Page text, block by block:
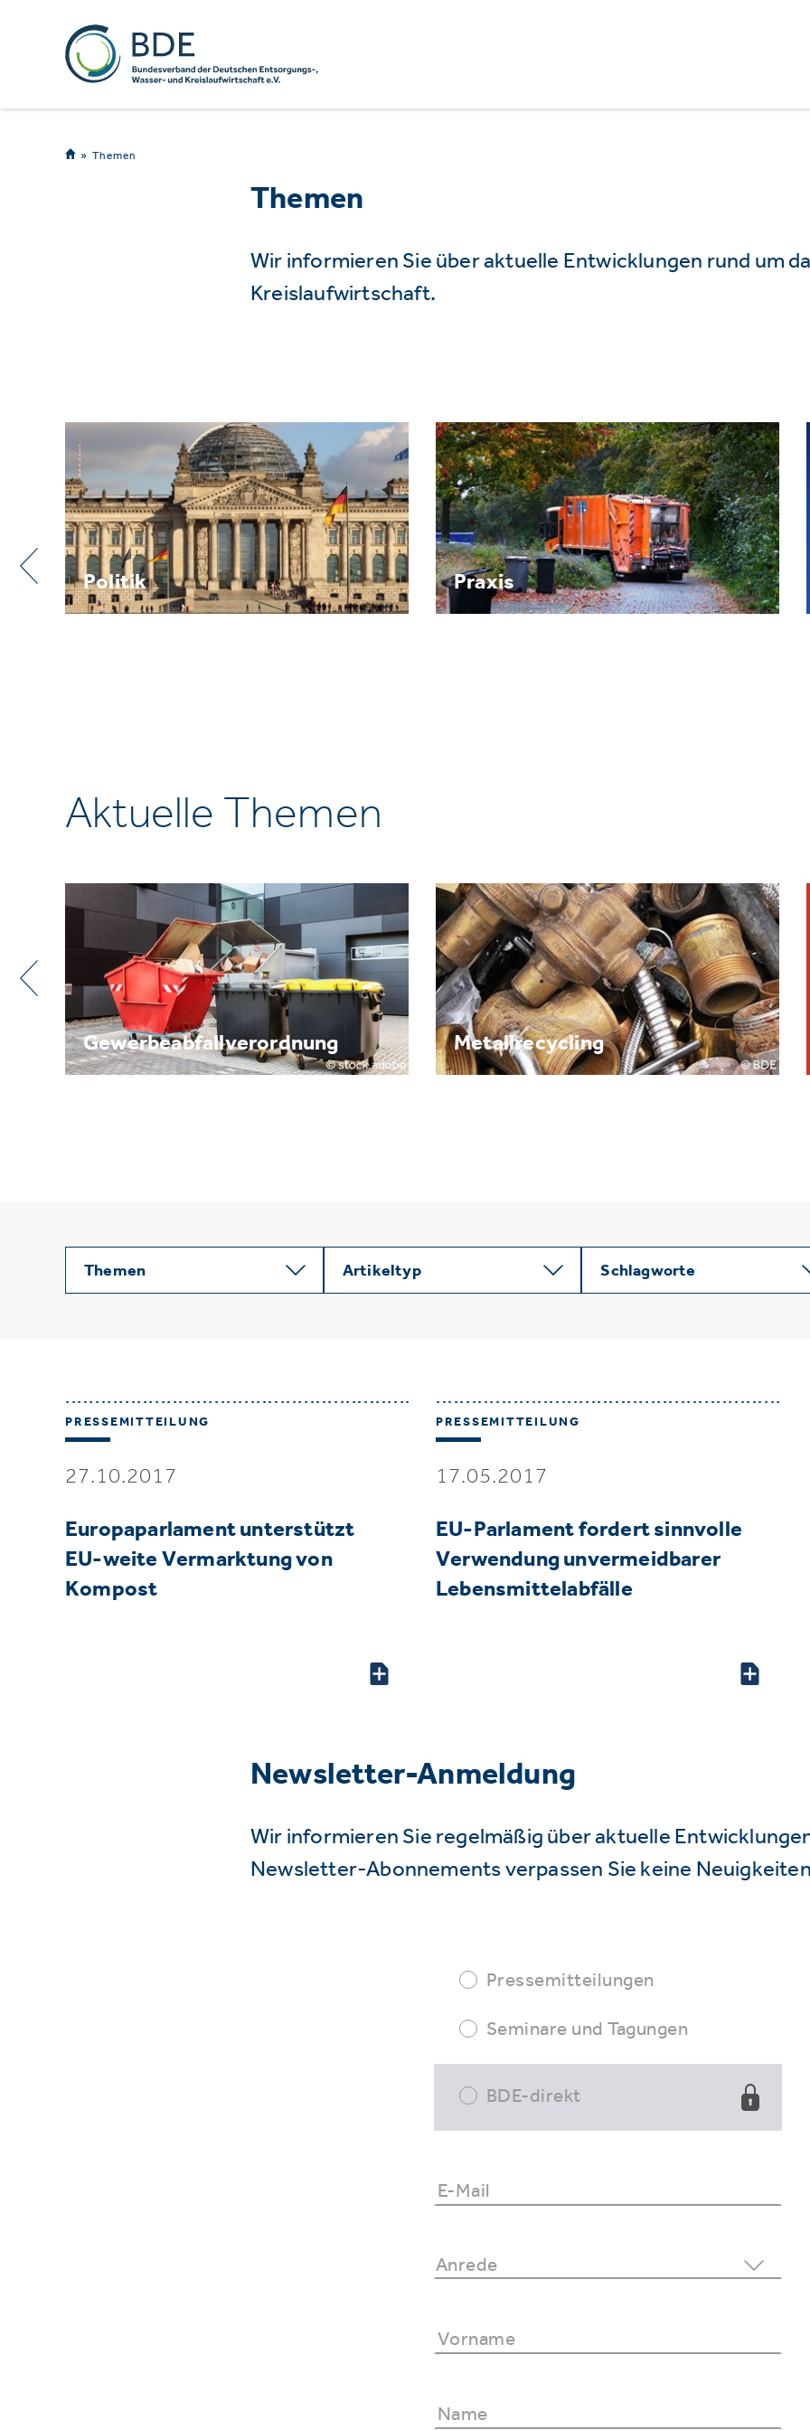
Themen
Themen
Wir informieren Sie über aktuelle Entwicklungen rund um
Kreislaufwirtschaft.
Praxis Recht
Aktuelle Themen
Metallrecycling Brennpunkt: Batterie
Themen Artikeltyp Schlagworte
PRESSEMITTEILUNG
27.10.2017
Europaparlament unterstützt
EU-weite Vermarktung von
Kompost
PRESSEMITTEILUNG
17.05.2017
EU-Parlament fordert sinnvolle
Verwendung unvermeidbarer
Lebensmittelabfälle
Newsletter-Anmeldung
Wir informieren Sie regelmäßig über aktuelle
Newsletter-Abonnements verpassen Sie keine
Pressemitteilungen
Seminare und Tagungen
BDE-direkt